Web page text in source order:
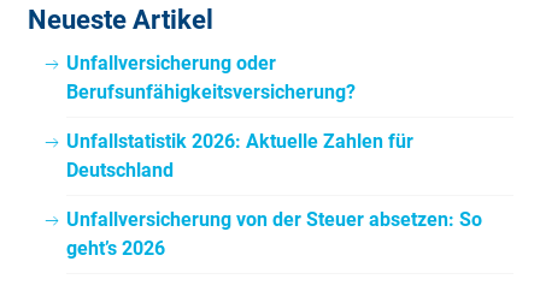
Neueste Artikel
Unfallversicherung oder
Berufsunfähigkeitsversicherung?
Unfallstatistik 2026: Aktuelle Zahlen für
Deutschland
Unfallversicherung von der Steuer absetzen: So
geht’s 2026